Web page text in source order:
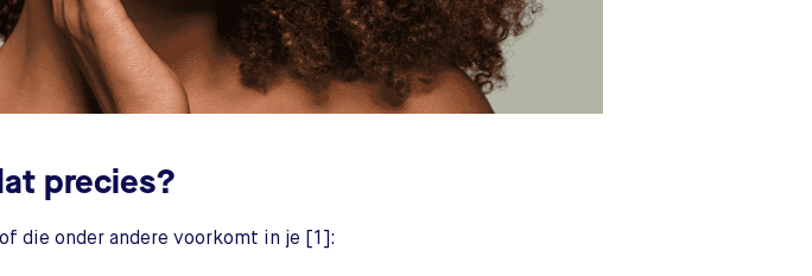
precies?
die onder andere voorkomt in je [1]: